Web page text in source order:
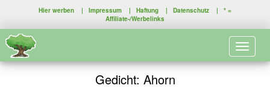
Hier werben | Impressum | Haftung | Datenschutz | * =
Affiliate-/Werbelinks
Gedicht: Ahorn